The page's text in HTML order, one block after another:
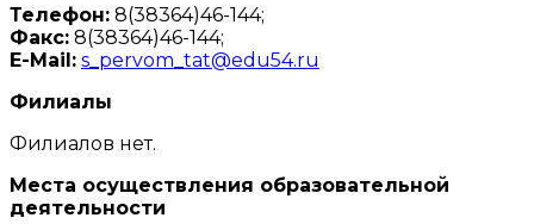
Телефон: 8(38364)46-144;
Факс: 8(38364)46-144;
E-Mail: s_pervom_tat@edu54.ru
Филиалы
Филиалов нет.
Места осуществления образовательной
деятельности